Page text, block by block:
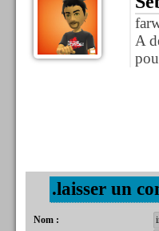
A
.laisser un
Nom :